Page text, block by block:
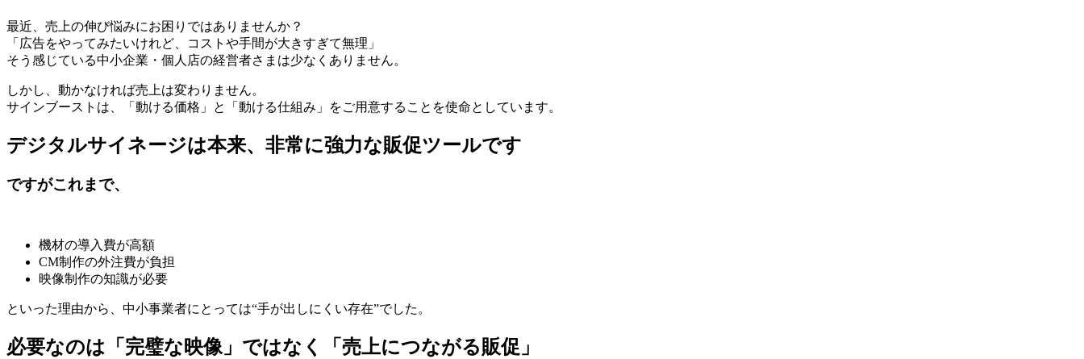
最近、売上の伸び悩みにお困りではありませんか？
「広告をやってみたいけれど、コストや手間が大きすぎて無理」
そう感じている中小企業・個人店の経営者さまは少なくありません。
しかし、動かなければ売上は変わりません。
サインブーストは、「動ける価格」と「動ける仕組み」をご用意することを使命としています。
デジタルサイネージは本来、非常に強力な販促ツールです
ですがこれまで、
機材の導入費が高額
CM制作の外注費が負担
映像制作の知識が必要
といった理由から、中小事業者にとっては“手が出しにくい存在”でした。
必要なのは「完璧な映像」ではなく「売上につながる販促」